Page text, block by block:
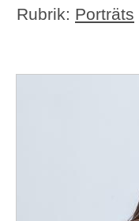
Rubrik: Porträts